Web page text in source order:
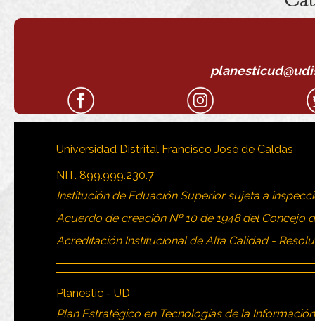
Universidad Distrital Francisco José de Caldas
NIT. 899.999.230.7
Institución de Eduación Superior sujeta a
Acuerdo de creación Nº 10 de 1948 del Concejo
Acreditación Institucional de Alta Calidad -
Planestic - UD
Plan Estratégico en Tecnologías de la